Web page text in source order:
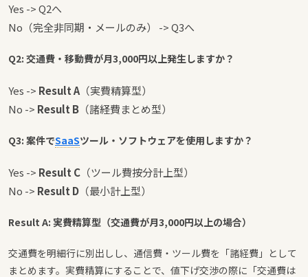
Yes -> Q2へ
No（完全非同期・メールのみ） -> Q3へ
Q2: 交通費・移動費が月3,000円以上発生しますか？
Yes -> Result A （実費精算型）
No -> Result B （諸経費まとめ型）
Q3: 案件でSaaSツール・ソフトウェアを使用しますか？
Yes -> Result C （ツール費按分計上型）
No -> Result D （最小計上型）
Result A: 実費精算型（交通費が月3,000円以上の場合）
交通費を明細行に別出しし、通信費・ツール費を「諸経費」として
まとめます。実費精算にすることで、値下げ交渉の際に「交通費は